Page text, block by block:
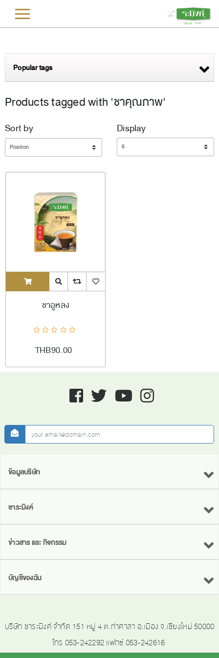
Popular tags
Products tagged with 'ชาคุณภาพ'
Sort by
Display
Display
ADDTOCART Quick ViewAddToCompareList
AddToWishlist
ชาอูหลง
THB90.00
Facebook twitter youtube instagram
newsletter
ข้อมูลบริษัท
ชาระมิงค์
ข่าวสาร และ กิจกรรม
บัญชีของฉัน
บริษัท ชาระมิงค์ จำกัด 151 หมู่ 4 ต.ท่าศาลา อ.เมือง จ.เชียงใหม่ 50000
โทร 053-242292 แฟกซ์ 053-242616